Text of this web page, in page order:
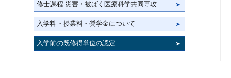
修士課程 災害・被ばく医療科学共同専攻
入学料・授業料・奨学金について
入学前の既修得単位の認定